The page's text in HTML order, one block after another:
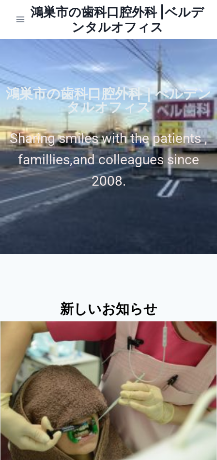
鴻巣市の歯科口腔外科 |ベルデ
ンタルオフィス
鴻巣市の歯科口腔外科｜べルデン
タルオフィス
Sharing smiles with the patients ,
famillies,and colleagues since
2008.
新しいお知らせ